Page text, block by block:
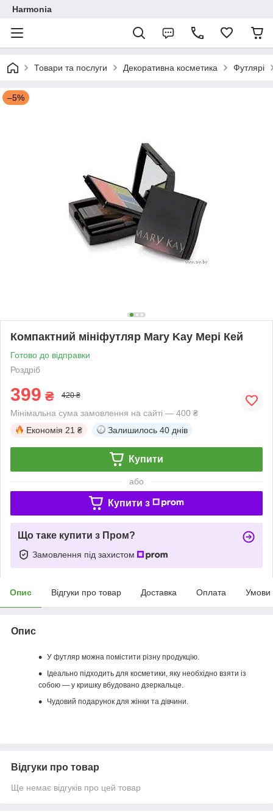
Harmonia
Товари та послуги Декоративна косметика Футлярі
–5%
Компактний мініфутляр Mary Kay Мері Кей
Готово до відправки
Роздріб
399 ₴ 420 ₴
Мінімальна сума замовлення на сайті — 400 ₴
Економія 21 ₴ Залишилось 40 днів
Купити
або
Купити з
Що таке купити з Пром?
Замовлення під захистом
Опис Відгуки про товар Доставка Оплата Умови
Опис
У футляр можна помістити різну продукцію.
Ідеально підходить для косметики, яку необхідно взяти із
собою — у кришку вбудовано дзеркальце.
Чудовий подарунок для жінки та дівчини.
Відгуки про товар
Ще немає відгуків про цей товар